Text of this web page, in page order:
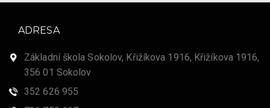
ADRESA
Základní škola Sokolov, Křižíkova 1916, Křižíkova 1916,
356 01 Sokolov
352 626 955